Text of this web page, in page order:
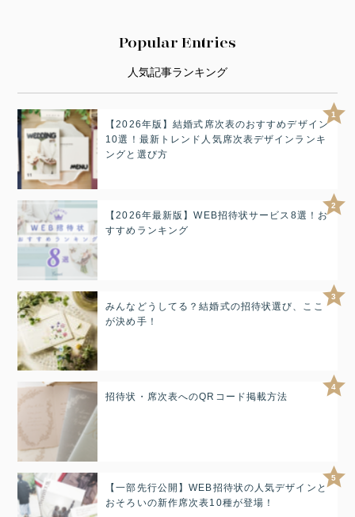
Popular Entries
人気記事ランキング
1
【2026年版】結婚式席次表のおすすめデザイン
10選！最新トレンド人気席次表デザインランキ
ングと選び方
2
【2026年最新版】WEB招待状サービス8選！お
すすめランキング
3
みんなどうしてる？結婚式の招待状選び、ここ
が決め手！
4
招待状・席次表へのQRコード掲載方法
5
【一部先行公開】WEB招待状の人気デザインと
おそろいの新作席次表10種が登場！